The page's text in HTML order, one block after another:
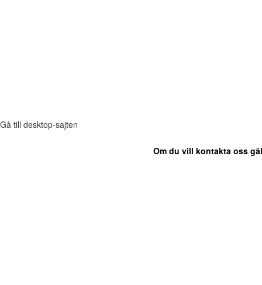
Gå till desktop-sajten
Om du vill kontakta oss